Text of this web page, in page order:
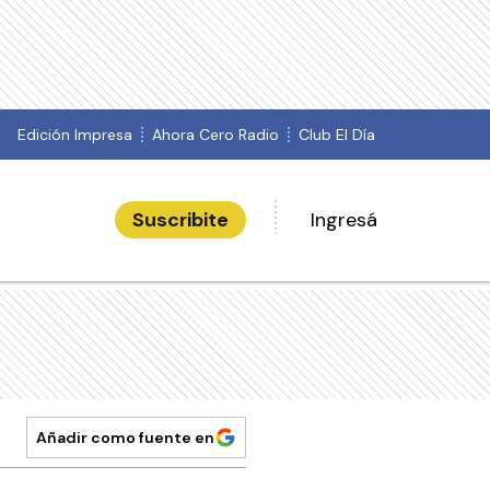
Edición Impresa Ahora Cero Radio Club El Día
Suscribite Ingresá
Añadir como fuente en